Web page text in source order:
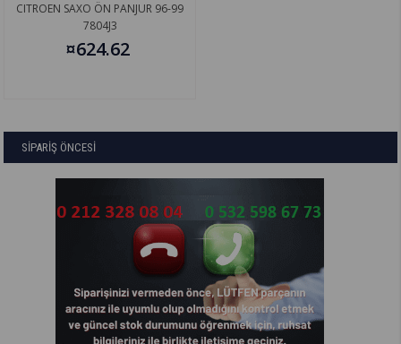
CITROEN SAXO ÖN PANJUR 96-99
7804J3
¤624.62
SİPARİŞ ÖNCESİ